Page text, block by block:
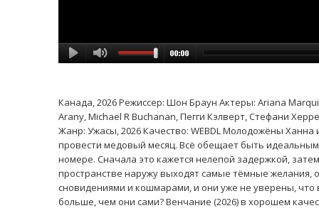
Канада, 2026 Режиссер: Шон Браун Актеры: Ariana
Arany, Michael R Buchanan, Пегги Кэлверт, Стефани
Жанр: Ужасы, 2026 Качество: WEBDL Молодожёны
провести медовый месяц. Всё обещает быть
номере. Сначала это кажется нелепой задержкой,
пространстве наружу выходят самые тёмные желания,
сновидениями и кошмарами, и они уже не уверены, что
больше, чем они сами? Венчание (2026) в хорошем